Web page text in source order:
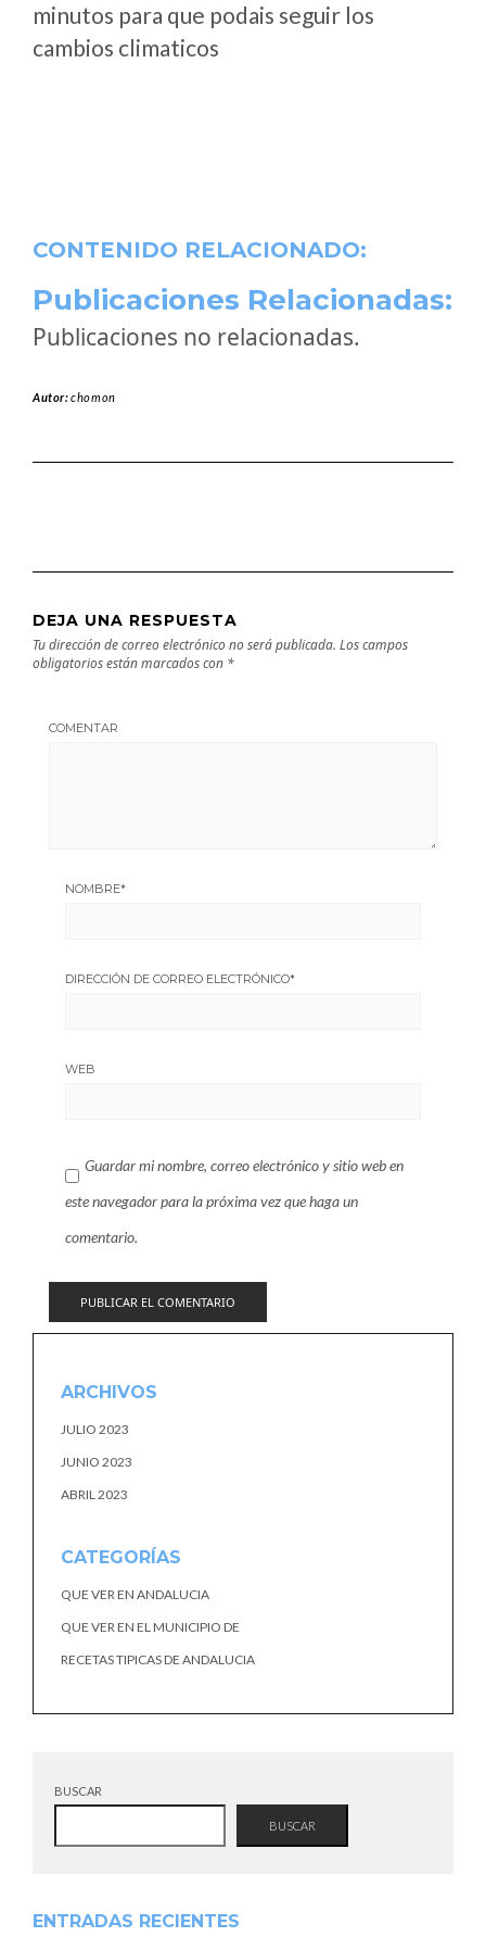
minutos para que podais seguir los
cambios climaticos
CONTENIDO RELACIONADO:
Publicaciones Relacionadas:
Publicaciones no relacionadas.
Autor:chomon
DEJA UNA RESPUESTA
Tu dirección de correo electrónico no será publicada. Los campos
obligatorios están marcados con *
COMENTAR
NOMBRE*
DIRECCIÓN DE CORREO ELECTRÓNICO*
WEB
Guardar mi nombre, correo electrónico y sitio web en
este navegador para la próxima vez que haga un
comentario.
ARCHIVOS
JULIO 2023
JUNIO 2023
ABRIL 2023
CATEGORÍAS
QUE VER EN ANDALUCIA
QUE VER EN EL MUNICIPIO DE
RECETAS TIPICAS DE ANDALUCIA
BUSCAR
BUSCAR
ENTRADAS RECIENTES